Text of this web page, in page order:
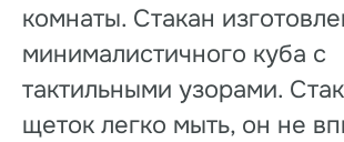
комнаты. Стакан
минималистичного куба с
тактильными узорами.
щеток легко мыть, он не